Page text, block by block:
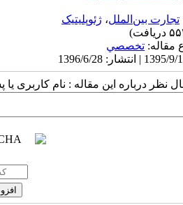
تجارت بین‌الملل، ژئوپلیتیک
مقاله: تخصصي
نظر درباره این مقاله : نام کاربری